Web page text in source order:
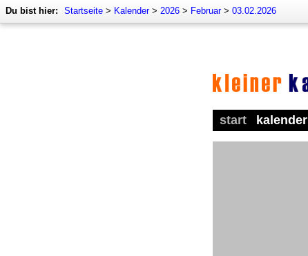
Du bist hier: Startseite > Kalender> 2026 > Februar> 03.02.2026
start kalender